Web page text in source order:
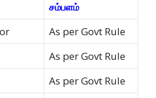
சம்பளம்
As per Govt Rule
As per Govt Rule
As per Govt Rule